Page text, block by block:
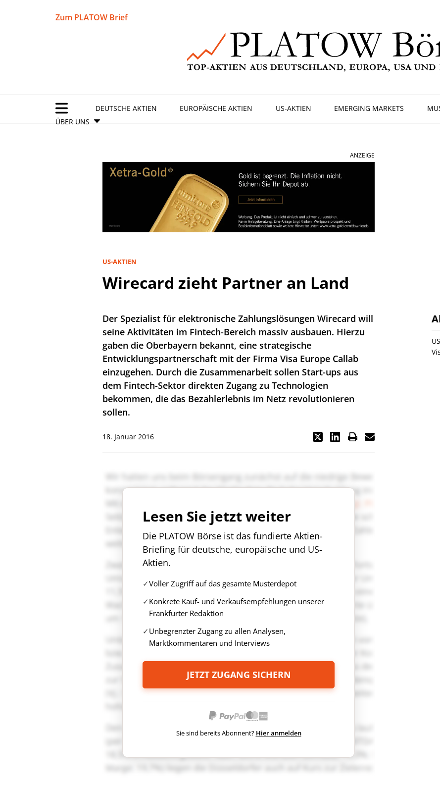
Zum PLATOW Brief
DEUTSCHE AKTIEN EUROPÄISCHE AKTIEN US-AKTIEN EMERGING MARKETS
ÜBER UNS
ANZEIGE
US-AKTIEN
Wirecard zieht Partner an Land
Der Spezialist für elektronische Zahlungslösungen Wirecard will
seine Aktivitäten im Fintech-Bereich massiv ausbauen. Hierzu
gaben die Oberbayern bekannt, eine strategische
Entwicklungspartnerschaft mit der Firma Visa Europe Callab
einzugehen. Durch die Zusammenarbeit sollen Start-ups aus
dem Fintech-Sektor direkten Zugang zu Technologien
bekommen, die das Bezahlerlebnis im Netz revolutionieren
sollen.
18. Januar 2016
Lesen Sie jetzt weiter
Die PLATOW Börse ist das fundierte Aktien-
Briefing für deutsche, europäische und US-
Aktien.
Voller Zugriff auf das gesamte Musterdepot
Konkrete Kauf- und Verkaufsempfehlungen unserer
Frankfurter Redaktion
Unbegrenzter Zugang zu allen Analysen,
Marktkommentaren und Interviews
JETZT ZUGANG SICHERN
Sie sind bereits Abonnent? Hier anmelden